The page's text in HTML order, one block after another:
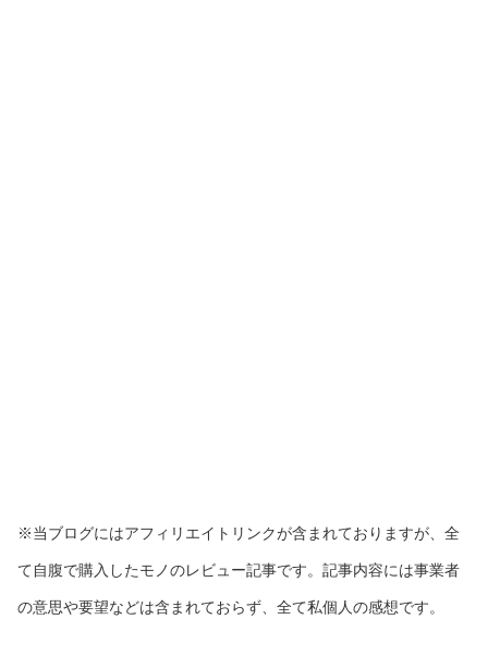
※当ブログにはアフィリエイトリンクが含まれておりますが、全
て自腹で購入したモノのレビュー記事です。記事内容には事業者
の意思や要望などは含まれておらず、全て私個人の感想です。